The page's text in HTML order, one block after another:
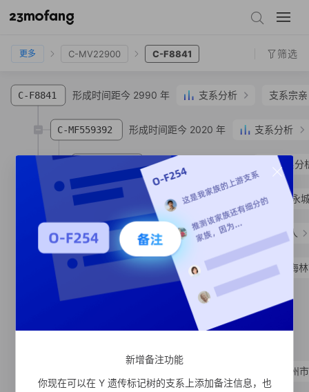
C-F9082
更多 C-MV22900 C-F8841 筛选
C-F8841 形成时间距今 2990 年 支系分析 支系宗亲
C-MF559392 形成时间距今 2020 年 支系分析
C-MV162384 形成时间距今 2970 年 支系宗亲5 人
形成时间距今 1900 年 支系分
C-MF348567李** 汉族黑龙江省 牡丹江市 海
形成时间距今 1480 年
C-MF559393刘**汉族 河南省 商丘市 永
甘肃省 兰州
新增备注功能
你现在可以在 Y 遗传标记树的支系上添加备注信息，也